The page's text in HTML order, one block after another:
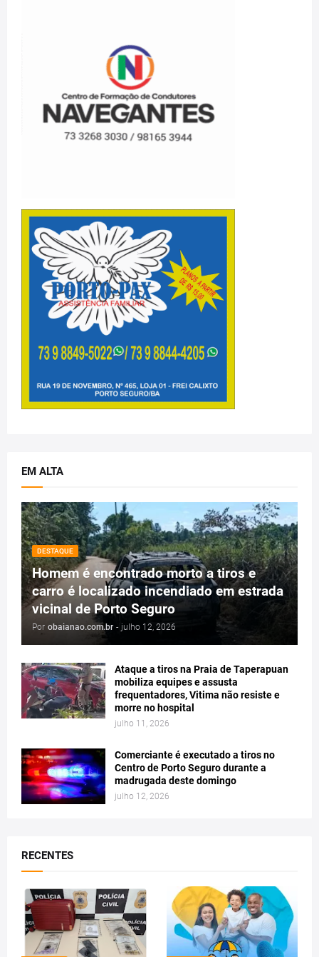
EM ALTA
DESTAQUE
Homem é encontrado morto a tiros e
carro é localizado incendiado em estrada
vicinal de Porto Seguro
Por obaianao.com.br - julho 12, 2026
Ataque a tiros na Praia de Taperapuan
mobiliza equipes e assusta
frequentadores, Vitima não resiste e
morre no hospital
julho 11, 2026
Comerciante é executado a tiros no
Centro de Porto Seguro durante a
madrugada deste domingo
julho 12, 2026
RECENTES